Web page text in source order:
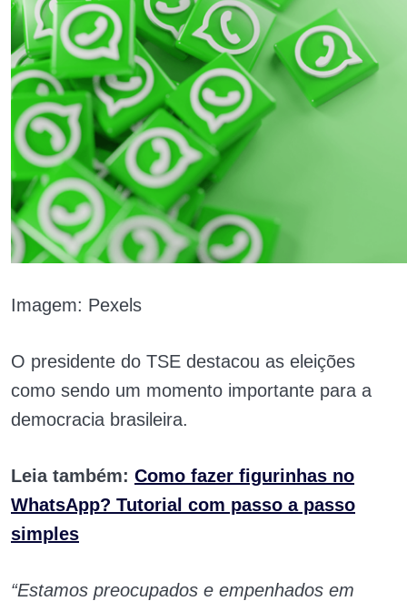
Imagem: Pexels
O presidente do TSE destacou as eleições
como sendo um momento importante para a
democracia brasileira.
Leia também: Como fazer figurinhas no
WhatsApp? Tutorial com passo a passo
simples
“Estamos preocupados e empenhados em